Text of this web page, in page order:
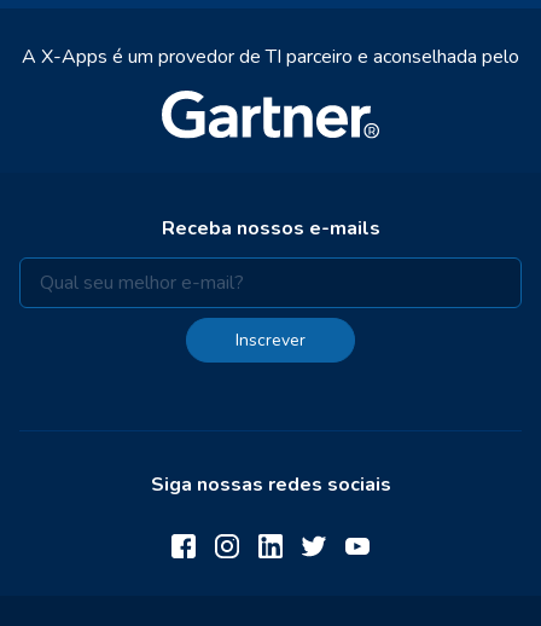
A X-Apps é um provedor de TI parceiro e aconselhada pelo
Receba nossos e-mails
Inscrever
Siga nossas redes sociais